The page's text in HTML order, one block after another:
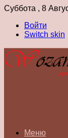
Суббота , 8
Войти
Switch skin
Меню